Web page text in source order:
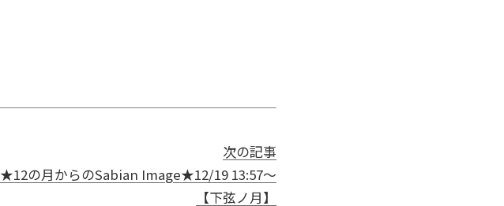
次の記事
★12の月からのSabian Image★12/19 13:57～
【下弦ノ月】